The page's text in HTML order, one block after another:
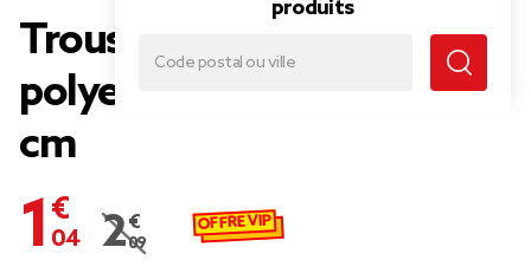
produits
Trousse de toilette
polyester uni 23x7xH15
cm
1,04 €
Prix remisé de 2,09 € à 1,04 €
2,09 € OFFRE VIP